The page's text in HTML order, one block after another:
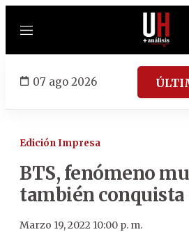
Menú
07 ago 2026
Edición Impresa
BTS, fenómeno
también conquista
Marzo 19, 2022 10:00 p. m.